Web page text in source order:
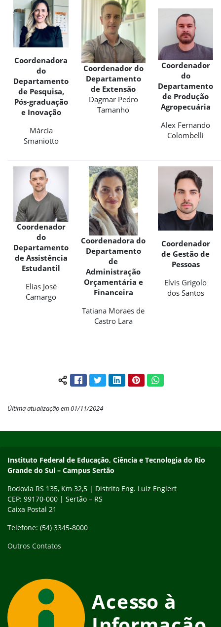
Coordenadora
do
Departamento
de Pesquisa,
Pós-graduação
e Inovação
Márcia
Smaniotto
Coordenador do
Departamento
de Extensão
Dagmar Pedro
Tamanho
Coordenador
do
Departamento
de Produção
Agropecuária
Alex Fernando
Colombelli
Coordenador
do
Departamento
de Assistência
Estudantil
Elias José
Camargo
Coordenadora do
Departamento
de
Administração
Orçamentária e
Financeira
Tatiana Moraes de
Castro Lara
Coordenador
de Gestão de
Pessoas
Elvis Grigolo
dos Santos
Compartilhar conteúdo:
FacebookTwitterLinkedInPinterestWhatsApp
Última atualização em 01/11/2024
Instituto Federal de Educação, Ciência e Tecnologia do Rio
Grande do Sul – Campus Sertão
Rodovia RS 135, Km 32,5 | Distrito Eng. Luiz Englert
CEP: 99170-000 | Sertão – RS
Caixa Postal 21
Telefone: (54) 3345-8000
Outros Contatos